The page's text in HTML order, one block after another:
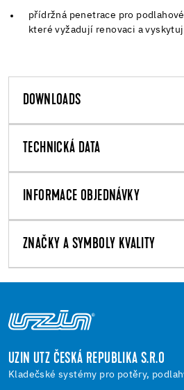
přídržná penetrace pro
které vyžadují renovaci a
DOWNLOADS
TECHNICKÁ DATA
INFORMACE OBJEDNÁVKY
ZNAČKY A SYMBOLY KVALITY
UZIN UTZ ČESKÁ REPUBLIKA S.R.O
Kladečské systémy pro potěry,